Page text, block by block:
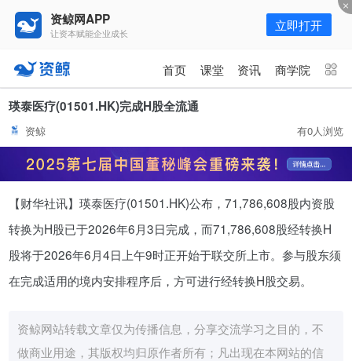
资鲸网APP
让资本赋能企业成长 立即打开
首页 课堂 资讯 商学院
资讯 课堂 直播 商学院
报告 行业峰会
为你推荐
资鲸精选 | 127页PPT，读懂复
星、平安、腾讯、比亚迪、碧桂园
局！（非常值得收藏！）
11-01
08-02
瑛泰医疗(01501.HK)完成H股全流通
资鲸 有0人浏览
【财华社讯】瑛泰医疗(01501.HK)公布，71,786,608股内资股
转换为H股已于2026年6月3日完成，而71,786,608股经转换H
股将于2026年6月4日上午9时正开始于联交所上市。参与股东须
在完成适用的境内安排程序后，方可进行经转换H股交易。
资鲸网站转载文章仅为传播信息，分享交流学习之目的，不
做商业用途，其版权均归原作者所有；凡出现在本网站的信